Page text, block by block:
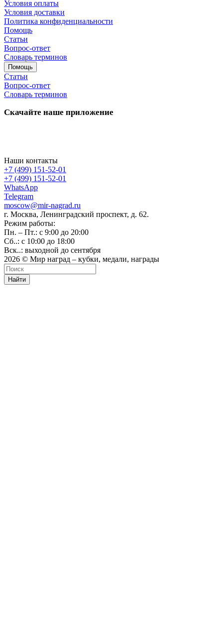
Условия оплаты
Условия доставки
Политика конфиденциальности
Помощь
Статьи
Вопрос-ответ
Словарь терминов
Помощь
Статьи
Вопрос-ответ
Словарь терминов
Скачайте наше приложение
Наши контакты
+7 (499) 151-52-01
+7 (499) 151-52-01
WhatsApp
Telegram
moscow@mir-nagrad.ru
г. Москва, Ленинградский проспект, д. 62.
Режим работы:
Пн. – Пт.: с 9:00 до 20:00
Сб..: с 10:00 до 18:00
Вск..: выходной до сентября
2026 © Мир наград – кубки, медали, награды
Найти